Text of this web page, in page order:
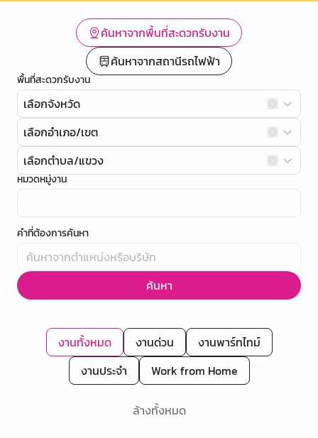
ค้นหาจากพื้นที่สะดวกรับงาน
ค้นหาจากสถานีรถไฟฟ้า
พื้นที่สะดวกรับงาน
เลือกจังหวัด
เลือกอำเภอ/เขต
เลือกตำบล/แขวง
หมวดหมู่งาน
คำที่ต้องการค้นหา
ค้นหา
งานทั้งหมด งานด่วน
งานพาร์ทไทม์
งานประจำ
Work from Home
ล้างทั้งหมด